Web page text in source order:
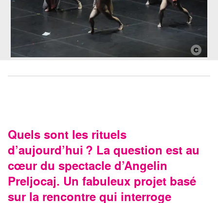
Quels sont les rituels
d’aujourd’hui ? La question est au
cœur du spectacle d’Angelin
Preljocaj. Un fabuleux projet basé
sur la rencontre qui interroge